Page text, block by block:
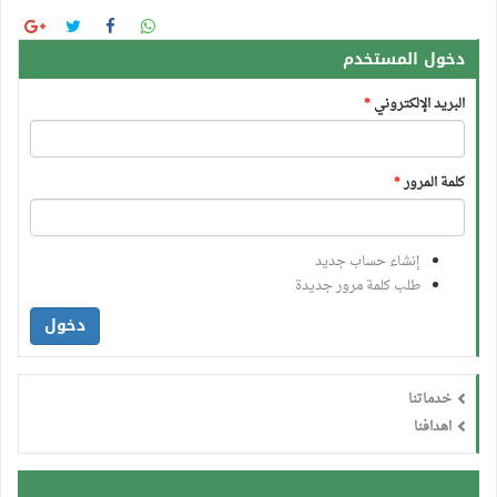
دخول المستخدم
البريد الإلكتروني*
كلمة المرور*
إنشاء حساب جديد
طلب كلمة مرور جديدة
دخول
خدماتنا
اهدافنا